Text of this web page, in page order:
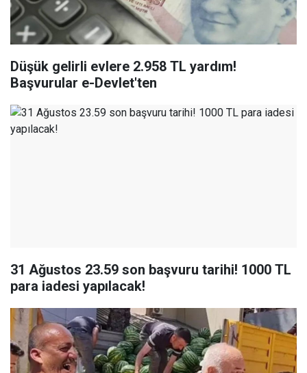
Düşük gelirli evlere 2.958 TL yardım!
Başvurular e-Devlet'ten
31 Ağustos 23.59 son başvuru tarihi! 1000 TL
para iadesi yapılacak!